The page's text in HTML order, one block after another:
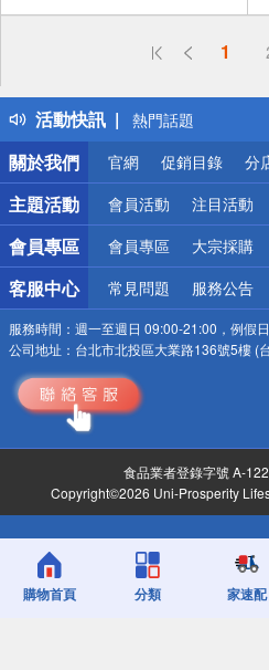
1
活動快訊
偏遠地區配送
得獎公告
熱門話題
銀行優惠
偏遠地區配送
詐騙網頁！請小心
關於我們
官網 促銷目錄 分
主題活動 會員活動 注目活動
會員專區 會員專區 大宗採購
客服中心 常見問題 服務公告
服務時間： 週一至週日 09:00-21:00，例假
公司地址： 台北市北投區大業路136號5樓 (
食品業者登錄字號 A-
Copyright©2026 Uni-Prosperity
購物首頁 分類 家速配